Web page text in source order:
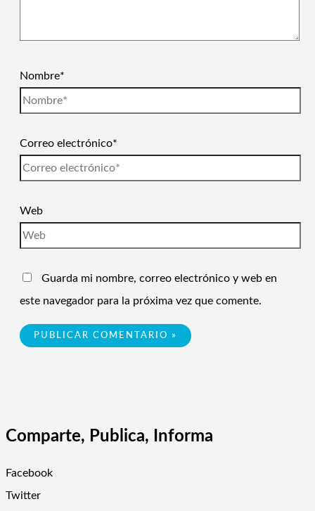
Nombre*
Correo electrónico*
Web
Guarda mi nombre, correo electrónico y web en
este navegador para la próxima vez que comente.
Comparte, Publica, Informa
Facebook
Twitter